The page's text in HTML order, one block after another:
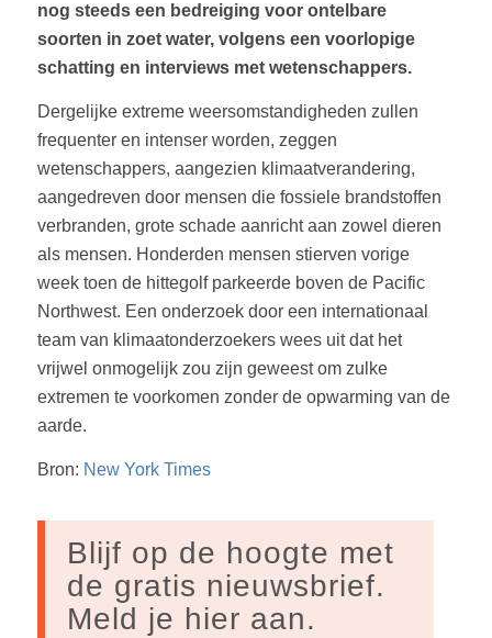
nog steeds een bedreiging voor ontelbare
soorten in zoet water, volgens een voorlopige
schatting en interviews met wetenschappers.
Dergelijke extreme weersomstandigheden zullen
frequenter en intenser worden, zeggen
wetenschappers, aangezien klimaatverandering,
aangedreven door mensen die fossiele brandstoffen
verbranden, grote schade aanricht aan zowel dieren
als mensen. Honderden mensen stierven vorige
week toen de hittegolf parkeerde boven de Pacific
Northwest. Een onderzoek door een internationaal
team van klimaatonderzoekers wees uit dat het
vrijwel onmogelijk zou zijn geweest om zulke
extremen te voorkomen zonder de opwarming van de
aarde.
Bron: New York Times
Blijf op de hoogte met
de gratis nieuwsbrief.
Meld je hier aan.